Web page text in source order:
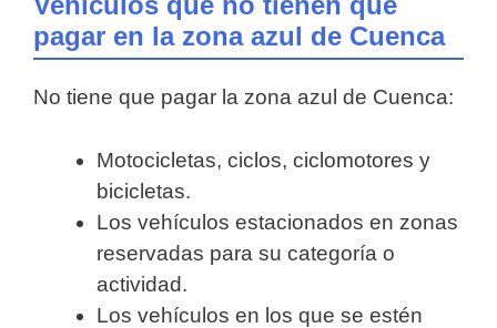
pagar en la zona azul de Cuenca
No tiene que pagar la zona azul de Cuenca:
Motocicletas, ciclos, ciclomotores y
bicicletas.
Los vehículos estacionados en zonas
reservadas para su categoría o
actividad.
Los vehículos en los que se estén